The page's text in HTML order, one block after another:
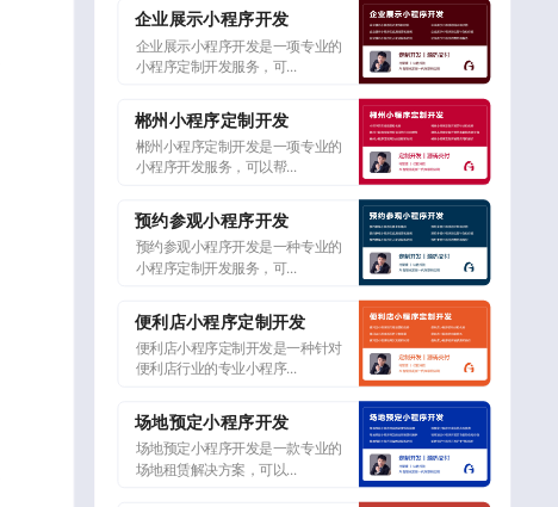
企业展示小程序开发
企业展示小程序开发是一项专业的
小程序定制开发服务，可...
郴州小程序定制开发
郴州小程序定制开发是一项专业的
小程序开发服务，可以帮...
预约参观小程序开发
预约参观小程序开发是一种专业的
小程序定制开发服务，可...
便利店小程序定制开发
便利店小程序定制开发是一种针对
便利店行业的专业小程序...
场地预定小程序开发
场地预定小程序开发是一款专业的
场地租赁解决方案，可以...